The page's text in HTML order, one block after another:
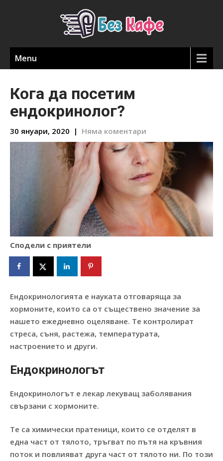
Menu
Кога да посетим
ендокринолог?
30 януари, 2020 | Няма коментари
Сподели с приятели
Ендокринологията е науката отговаряща за
хормоните, които са от съществено значение за
нашето ежедневно оцеляване. Те контролират
стреса, съня, растежа, температурата,
настроението и други.
Ендокринологът
Ендокринологът е лекар лекуващ заболявания
свързани с хормоните.
Те са химически пратеници, които се отделят в
една част от тялото, тръгват по пътя на кръвния
поток и повлияват друга част от тялото ни. По този